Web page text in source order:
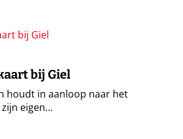
bij Giel
houdt in aanloop naar het
eigen...